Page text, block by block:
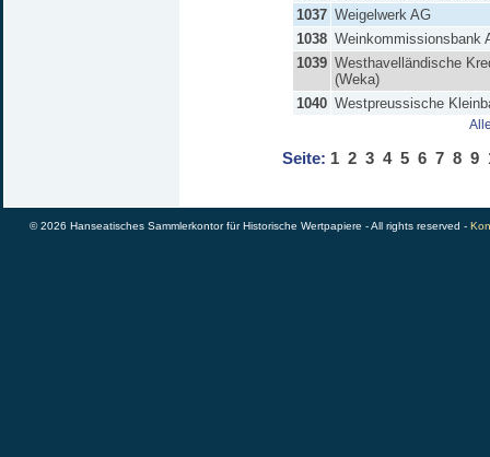
1037 Weigelwerk AG
1038 Weinkommissionsbank
1039 Westhavelländische
(Weka)
1040 Westpreussische
Seite: 1 2 3 4 5 6 7 8 9
© 2026 Hanseatisches Sammlerkontor für Historische Wertpapiere - All rights reserved -